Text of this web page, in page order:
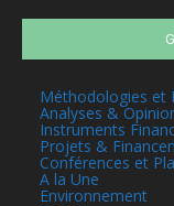
Méthodologies et
Analyses &
Instruments
Projets &
Conférences et
A la Une
Environnement